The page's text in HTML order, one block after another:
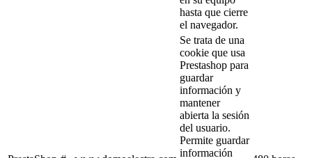
hasta que cierre
el navegador.
Se trata de una
cookie que usa
Prestashop para
guardar
información y
mantener
abierta la sesión
del usuario.
Permite guardar
información